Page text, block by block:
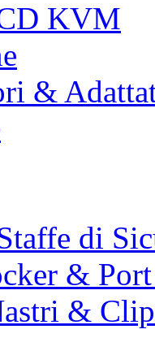
KVM
&
di
&
&